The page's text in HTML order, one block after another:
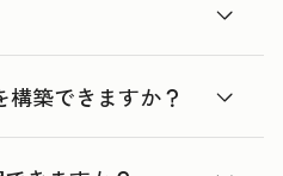
築できますか？